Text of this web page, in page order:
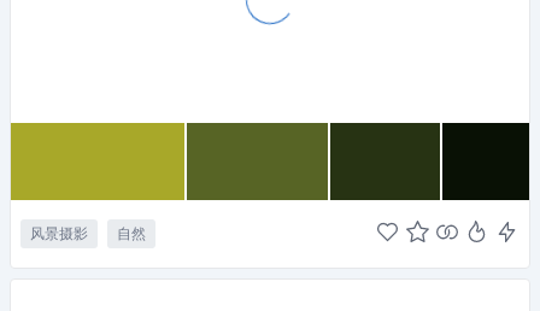
风景摄影 自然